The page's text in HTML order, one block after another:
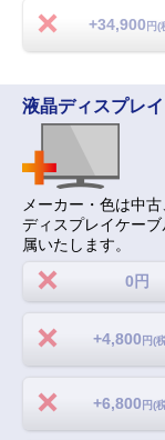
+34,900 円(
液晶ディスプレイ
メーカー・色は中
ディスプレイケー
属いたします。
0円
+4,800 円(
+6,800 円(